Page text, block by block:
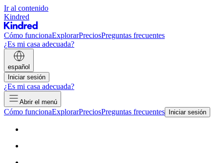
Ir al contenido
Kindred
Cómo funcionaExplorarPreciosPreguntas frecuentes
¿Es mi casa adecuada?
español
Iniciar sesión
¿Es mi casa adecuada?
Abrir el menú
Cómo funcionaExplorarPreciosPreguntas frecuentes Iniciar sesión